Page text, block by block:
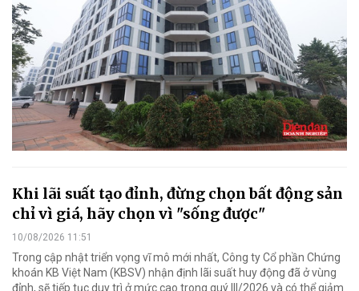
Khi lãi suất tạo đỉnh, đừng chọn bất động sản
chỉ vì giá, hãy chọn vì "sống được"
10/08/2026 11:51
Trong cập nhật triển vọng vĩ mô mới nhất, Công ty Cổ phần Chứng
khoán KB Việt Nam (KBSV) nhận định lãi suất huy động đã ở vùng
đỉnh, sẽ tiếp tục duy trì ở mức cao trong quý III/2026 và có thể giảm